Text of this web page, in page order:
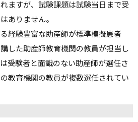
ますが、試験課題は試験当日まで受
ありません。
経験豊富な助産師が標準模擬患者
した助産師教育機関の教員が担当し
受験者と面識のない助産師が選任さ
教育機関の教員が複数選任されてい